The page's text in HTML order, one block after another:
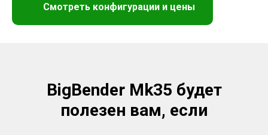
Смотреть конфигурации и цены
BigBender Mk35 будет
полезен вам, если